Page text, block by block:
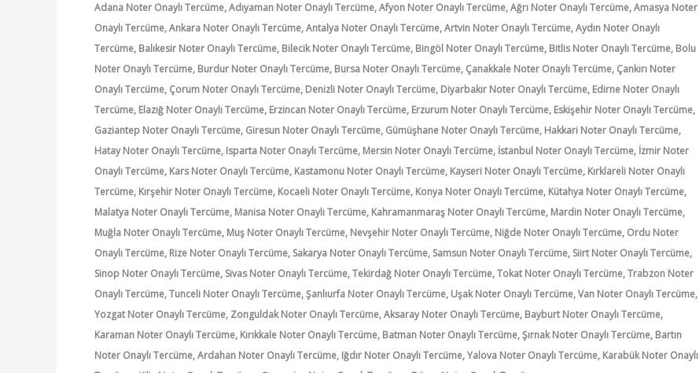
Adana Noter Onaylı Tercüme, Adıyaman Noter Onaylı Tercüme, Afyon Noter Onaylı Tercüme, Ağrı Noter Onaylı Tercüme, Amasya Noter
Onaylı Tercüme, Ankara Noter Onaylı Tercüme, Antalya Noter Onaylı Tercüme, Artvin Noter Onaylı Tercüme, Aydın Noter Onaylı
Tercüme, Balıkesir Noter Onaylı Tercüme, Bilecik Noter Onaylı Tercüme, Bingöl Noter Onaylı Tercüme, Bitlis Noter Onaylı Tercüme, Bolu
Noter Onaylı Tercüme, Burdur Noter Onaylı Tercüme, Bursa Noter Onaylı Tercüme, Çanakkale Noter Onaylı Tercüme, Çankırı Noter
Onaylı Tercüme, Çorum Noter Onaylı Tercüme, Denizli Noter Onaylı Tercüme, Diyarbakır Noter Onaylı Tercüme, Edirne Noter Onaylı
Tercüme, Elazığ Noter Onaylı Tercüme, Erzincan Noter Onaylı Tercüme, Erzurum Noter Onaylı Tercüme, Eskişehir Noter Onaylı Tercüme,
Gaziantep Noter Onaylı Tercüme, Giresun Noter Onaylı Tercüme, Gümüşhane Noter Onaylı Tercüme, Hakkari Noter Onaylı Tercüme,
Hatay Noter Onaylı Tercüme, Isparta Noter Onaylı Tercüme, Mersin Noter Onaylı Tercüme, İstanbul Noter Onaylı Tercüme, İzmir Noter
Onaylı Tercüme, Kars Noter Onaylı Tercüme, Kastamonu Noter Onaylı Tercüme, Kayseri Noter Onaylı Tercüme, Kırklareli Noter Onaylı
Tercüme, Kırşehir Noter Onaylı Tercüme, Kocaeli Noter Onaylı Tercüme, Konya Noter Onaylı Tercüme, Kütahya Noter Onaylı Tercüme,
Malatya Noter Onaylı Tercüme, Manisa Noter Onaylı Tercüme, Kahramanmaraş Noter Onaylı Tercüme, Mardin Noter Onaylı Tercüme,
Muğla Noter Onaylı Tercüme, Muş Noter Onaylı Tercüme, Nevşehir Noter Onaylı Tercüme, Niğde Noter Onaylı Tercüme, Ordu Noter
Onaylı Tercüme, Rize Noter Onaylı Tercüme, Sakarya Noter Onaylı Tercüme, Samsun Noter Onaylı Tercüme, Siirt Noter Onaylı Tercüme,
Sinop Noter Onaylı Tercüme, Sivas Noter Onaylı Tercüme, Tekirdağ Noter Onaylı Tercüme, Tokat Noter Onaylı Tercüme, Trabzon Noter
Onaylı Tercüme, Tunceli Noter Onaylı Tercüme, Şanlıurfa Noter Onaylı Tercüme, Uşak Noter Onaylı Tercüme, Van Noter Onaylı Tercüme,
Yozgat Noter Onaylı Tercüme, Zonguldak Noter Onaylı Tercüme, Aksaray Noter Onaylı Tercüme, Bayburt Noter Onaylı Tercüme,
Karaman Noter Onaylı Tercüme, Kırıkkale Noter Onaylı Tercüme, Batman Noter Onaylı Tercüme, Şırnak Noter Onaylı Tercüme, Bartın
Noter Onaylı Tercüme, Ardahan Noter Onaylı Tercüme, Iğdır Noter Onaylı Tercüme, Yalova Noter Onaylı Tercüme, Karabük Noter Onaylı